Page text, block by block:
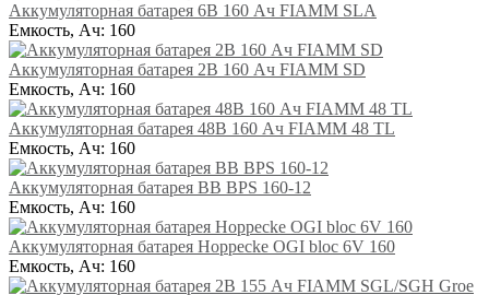
Аккумуляторная батарея 6В 160 Ач FIAMM SLA
Емкость, Ач: 160
Аккумуляторная батарея 2В 160 Ач FIAMM SD
Емкость, Ач: 160
Аккумуляторная батарея 48В 160 Ач FIAMM 48 TL
Емкость, Ач: 160
Аккумуляторная батарея BB BPS 160-12
Емкость, Ач: 160
Аккумуляторная батарея Hoppecke OGI bloc 6V 160
Емкость, Ач: 160